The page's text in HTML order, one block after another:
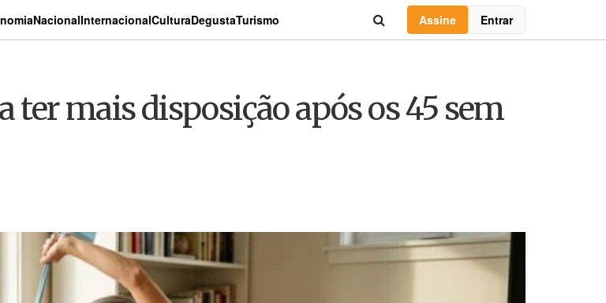
NacionalInternacionalCulturaDegustaTurismo Assine Entrar
ter mais disposição após os 45 sem